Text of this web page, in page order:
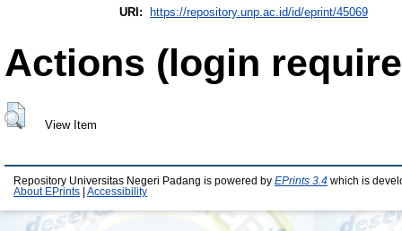
URI:
https://repository.unp.ac.id/id/eprint/45069
Actions (login
View Item
Repository Universitas Negeri Padang is powered by EPrints 3.4 which is
About EPrints
Accessibility